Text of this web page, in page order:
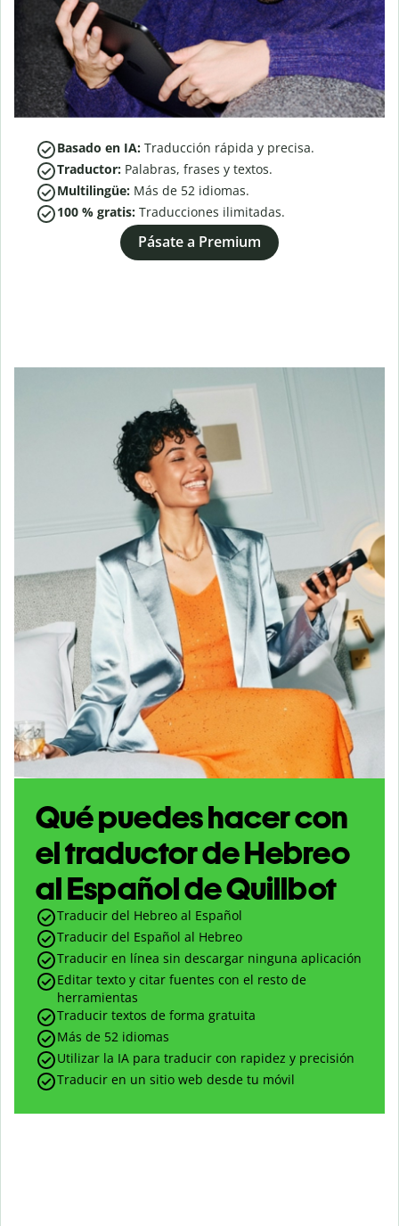
Basado en IA: Traducción rápida y precisa.
Traductor: Palabras, frases y textos.
Multilingüe: Más de 52 idiomas.
100 % gratis: Traducciones ilimitadas.
Pásate a Premium
Qué puedes hacer con
el traductor de Hebreo
al Español de Quillbot
Traducir del Hebreo al Español
Traducir del Español al Hebreo
Traducir en línea sin descargar ninguna aplicación
Editar texto y citar fuentes con el resto de
herramientas
Traducir textos de forma gratuita
Más de 52 idiomas
Utilizar la IA para traducir con rapidez y precisión
Traducir en un sitio web desde tu móvil